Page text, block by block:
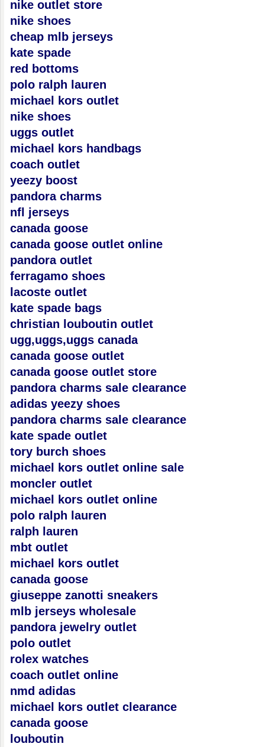
nike outlet store
nike shoes
cheap mlb jerseys
kate spade
red bottoms
polo ralph lauren
michael kors outlet
nike shoes
uggs outlet
michael kors handbags
coach outlet
yeezy boost
pandora charms
nfl jerseys
canada goose
canada goose outlet online
pandora outlet
ferragamo shoes
lacoste outlet
kate spade bags
christian louboutin outlet
ugg,uggs,uggs canada
canada goose outlet
canada goose outlet store
pandora charms sale clearance
adidas yeezy shoes
pandora charms sale clearance
kate spade outlet
tory burch shoes
michael kors outlet online sale
moncler outlet
michael kors outlet online
polo ralph lauren
ralph lauren
mbt outlet
michael kors outlet
canada goose
giuseppe zanotti sneakers
mlb jerseys wholesale
pandora jewelry outlet
polo outlet
rolex watches
coach outlet online
nmd adidas
michael kors outlet clearance
canada goose
louboutin